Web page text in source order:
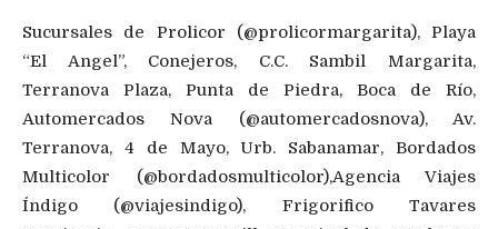
Sucursales de Prolicor (@prolicormargarita), Playa
“El Angel”, Conejeros, C.C. Sambil Margarita,
Terranova Plaza, Punta de Piedra, Boca de Río,
Automercados Nova (@automercadosnova), Av.
Terranova, 4 de Mayo, Urb. Sabanamar, Bordados
Multicolor (@bordadosmulticolor),Agencia Viajes
Índigo (@viajesindigo), Frigorifico Tavares